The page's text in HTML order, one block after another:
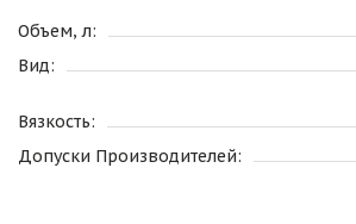
Объем, л:
Вид:
Вязкость:
Допуски Производителей: